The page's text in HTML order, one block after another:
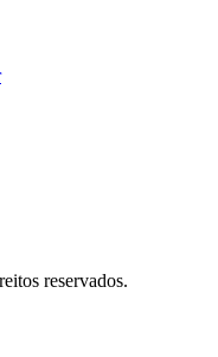
reservados.